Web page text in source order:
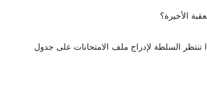
الأخيرة؟
السلطة لإدراج ملف الامتحانات على جدول